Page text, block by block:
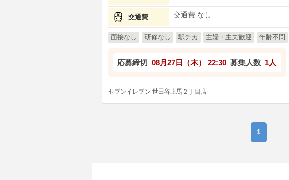
交通費 交通費 なし
面接なし 研修なし 駅チカ 主婦・主夫歓迎 年齢不問
応募締切 08月27日（木） 22:30 募集人数 1人
セブンイレブン 世田谷上馬２丁目店
1